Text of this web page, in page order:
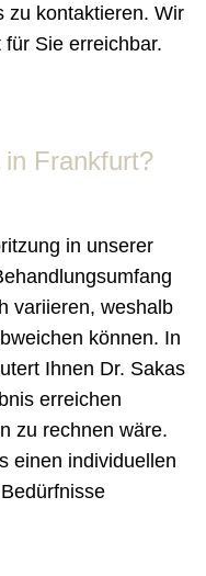
zu kontaktieren. Wir
Sie erreichbar.
Frankfurt?
in unserer
variieren, weshalb
können. In
Ihnen Dr. Sakas
erreichen
zu rechnen wäre.
einen individuellen